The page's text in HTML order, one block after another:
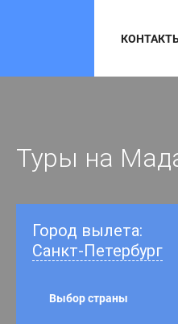
Туры на
Город вылета:
Санкт-Петербург
Выбор страны